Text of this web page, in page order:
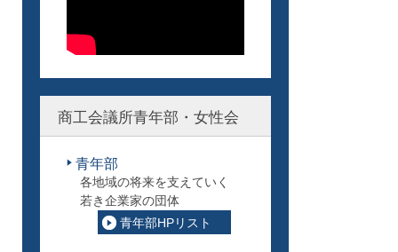
商工会議所青年部・女性会
青年部
各地域の将来を支えていく
若き企業家の団体
青年部HPリスト